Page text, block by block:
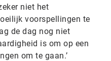
niet het
voorspellingen te
de dag nog niet
is om op een
om te gaan.’